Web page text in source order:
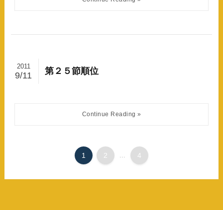
第２５節順位
2011
9/11
1 2 4